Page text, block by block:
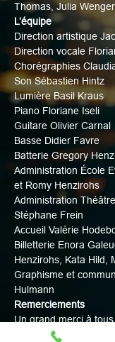
Thomas, Julia Wenger
L’équipe
Direction artistique
Direction vocale
Chorégraphies
Son Sébastien Hintz
Lumière Basil Kraus
Piano Floriane Iseli
Guitare Olivier Carnal
Basse Didier Favre
Batterie Gregory
Administration École
et Romy Henzirohs
Administration
Stéphane Frein
Accueil Valérie
Billetterie Enora
Henzirohs, Kata Hild,
Graphisme et
Hulmann
Remerciements
Un grand merci à
présents lors de ces